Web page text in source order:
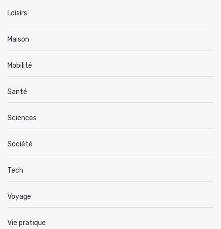
Loisirs
Maison
Mobilité
Santé
Sciences
Société
Tech
Voyage
Vie pratique